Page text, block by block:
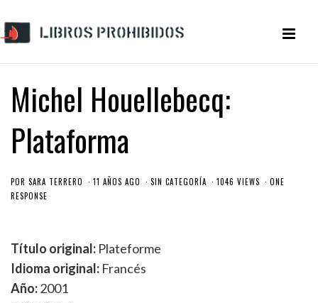
Michel Houellebecq:
Plataforma
POR SARA TERRERO 11 AÑOS AGO SIN CATEGORÍA 1046 VIEWS
ONE
RESPONSE
Título original: Plateforme
Idioma original: Francés
Año:2001